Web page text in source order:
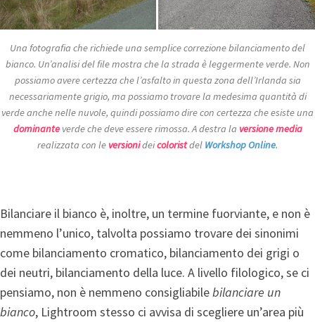
Una fotografia che richiede una semplice correzione bilanciamento del
bianco. Un’analisi del file mostra che la strada è leggermente verde. Non
possiamo avere certezza che l’asfalto in questa zona dell’Irlanda sia
necessariamente grigio, ma possiamo trovare la medesima quantità di
verde anche nelle nuvole, quindi possiamo dire con certezza che esiste una
dominanteverde che deve essere rimossa. A destra la versione media
realizzata con le versionideicoloristdel Workshop Online.
Bilanciare il bianco è, inoltre, un termine fuorviante, e non è
nemmeno l’unico, talvolta possiamo trovare dei sinonimi
come bilanciamento cromatico, bilanciamento dei grigi o
dei neutri, bilanciamento della luce. A livello filologico, se ci
pensiamo, non è nemmeno consigliabilebilanciare un
bianco, Lightroom stesso ci avvisa di scegliere un’area più